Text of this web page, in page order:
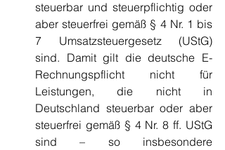
steuerbar und steuerpflichtig oder
aber steuerfrei gemäß § 4 Nr. 1 bis
7 Umsatzsteuergesetz (UStG)
sind. Damit gilt die deutsche E-
Rechnungspflicht nicht für
Leistungen, die nicht in
Deutschland steuerbar oder aber
steuerfrei gemäß § 4 Nr. 8 ff. UStG
sind – so insbesondere